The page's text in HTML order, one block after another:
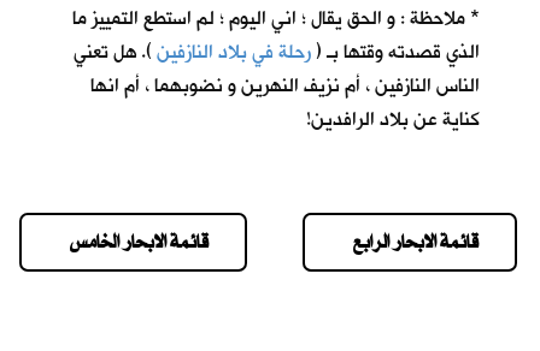
* ملاحظة : و الحق يقال ؛ اني اليوم ؛ لم استطع التمييز ما
الذي قصدته وقتها بـ (رحلة في بلاد النازفين). هل تعني
الناس النازفين ، أم نزيف النهرين و نضوبهما ، أم انها
كناية عن بلاد الرافدين!
قائمة الابحار الخامس قائمة الابحار الرابع